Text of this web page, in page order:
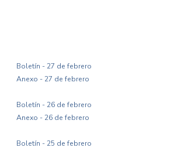
Boletín - 27 de febrero
Anexo - 27 de febrero
Boletín - 26 de febrero
Anexo - 26 de febrero
Boletín - 25 de febrero